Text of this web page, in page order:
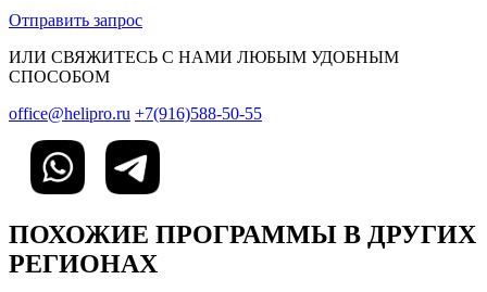
Отправить запрос
ИЛИ СВЯЖИТЕСЬ С НАМИ ЛЮБЫМ УДОБНЫМ
СПОСОБОМ
office@helipro.ru +7(916)588-50-55
ПОХОЖИЕ ПРОГРАММЫ В ДРУГИХ
РЕГИОНАХ